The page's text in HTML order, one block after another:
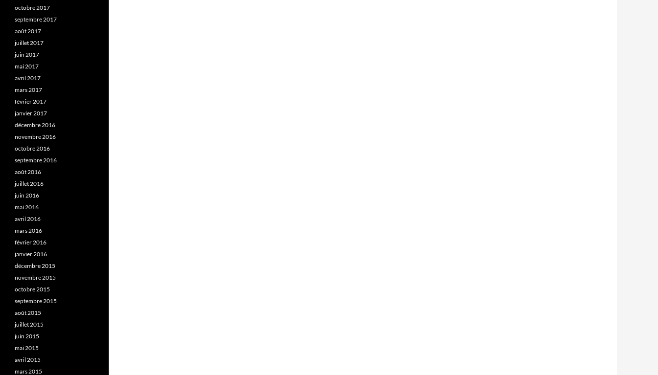
octobre 2017
septembre 2017
août 2017
juillet 2017
juin 2017
mai 2017
avril 2017
mars 2017
février 2017
janvier 2017
décembre 2016
novembre 2016
octobre 2016
septembre 2016
août 2016
juillet 2016
juin 2016
mai 2016
avril 2016
mars 2016
février 2016
janvier 2016
décembre 2015
novembre 2015
octobre 2015
septembre 2015
août 2015
juillet 2015
juin 2015
mai 2015
avril 2015
mars 2015